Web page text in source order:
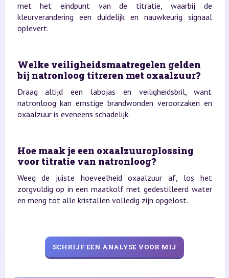
met het eindpunt van de titratie, waarbij de
kleurverandering een duidelijk en nauwkeurig signaal
oplevert.
Welke veiligheidsmaatregelen gelden
bij natronloog titreren met oxaalzuur?
Draag altijd een labojas en veiligheidsbril, want
natronloog kan ernstige brandwonden veroorzaken en
oxaalzuur is eveneens schadelijk.
Hoe maak je een oxaalzuuroplossing
voor titratie van natronloog?
Weeg de juiste hoeveelheid oxaalzuur af, los het
zorgvuldig op in een maatkolf met gedestilleerd water
en meng tot alle kristallen volledig zijn opgelost.
SCHRIJF EEN ANALYSE VOOR MIJ